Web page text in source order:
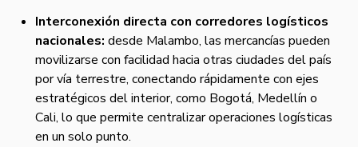
Interconexión directa con corredores logísticos
nacionales: desde Malambo, las mercancías pueden
movilizarse con facilidad hacia otras ciudades del país
por vía terrestre, conectando rápidamente con ejes
estratégicos del interior, como Bogotá, Medellín o
Cali, lo que permite centralizar operaciones logísticas
en un solo punto.